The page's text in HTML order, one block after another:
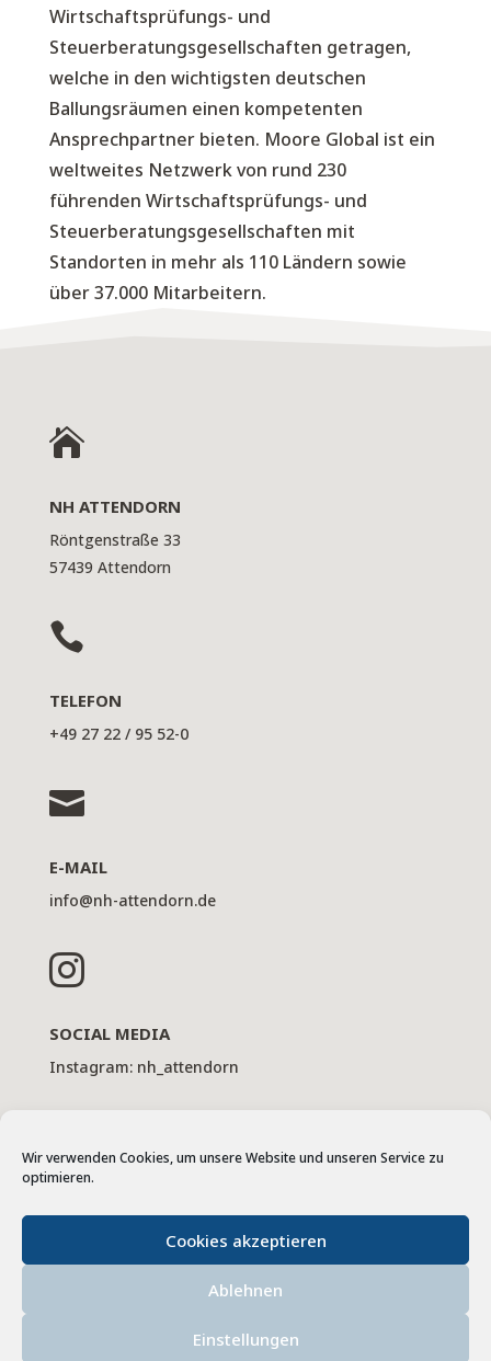
Wir verwenden Cookies, um unsere Website und unseren Service zu
optimieren.
Cookies akzeptieren
Ablehnen
Einstellungen
Wirtschaftsprüfungs- und
Steuerberatungsgesellschaften getragen,
welche in den wichtigsten deutschen
Ballungsräumen einen kompetenten
Ansprechpartner bieten. Moore Global ist ein
weltweites Netzwerk von rund 230
führenden Wirtschaftsprüfungs- und
Steuerberatungsgesellschaften mit
Standorten in mehr als 110 Ländern sowie
über 37.000 Mitarbeitern.

NH ATTENDORN
Röntgenstraße 33
57439 Attendorn

TELEFON
+49 27 22 / 95 52-0

E-MAIL
info@nh-attendorn.de

SOCIAL MEDIA
Instagram: nh_attendorn